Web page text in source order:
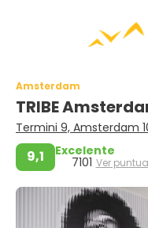
Amsterdam
TRIBE
Termini 9, Amsterdam
9,1 Excelente
7101 Ver